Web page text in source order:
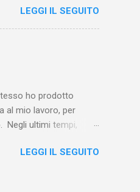
e del East End e a
vertice c’era una
Non era
nell’East End e
LEGGI IL SEGUITO
ho prodotto
al mio lavoro, per
Negli ultimi tempi,
corso del tempo e che
LEGGI IL SEGUITO